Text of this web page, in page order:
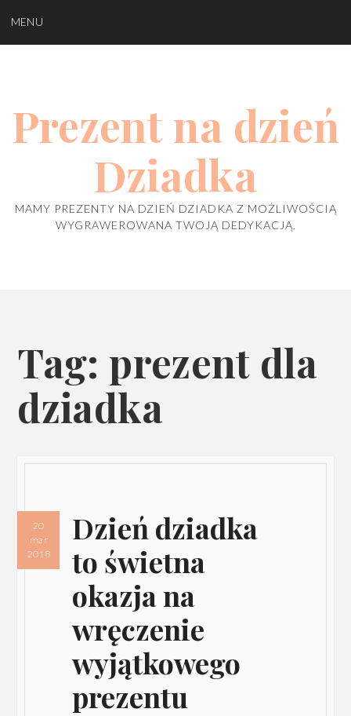
to
MENU
Prezent na dzień
Dziadka
MAMY PREZENTY NA DZIEŃ DZIADKA Z MOŻLIWOŚCIĄ
WYGRAWEROWANA TWOJĄ DEDYKACJĄ.
Tag: prezent dla
dziadka
Dzień dziadka
to świetna
okazja na
wręczenie
wyjątkowego
prezentu
20
mar
2018